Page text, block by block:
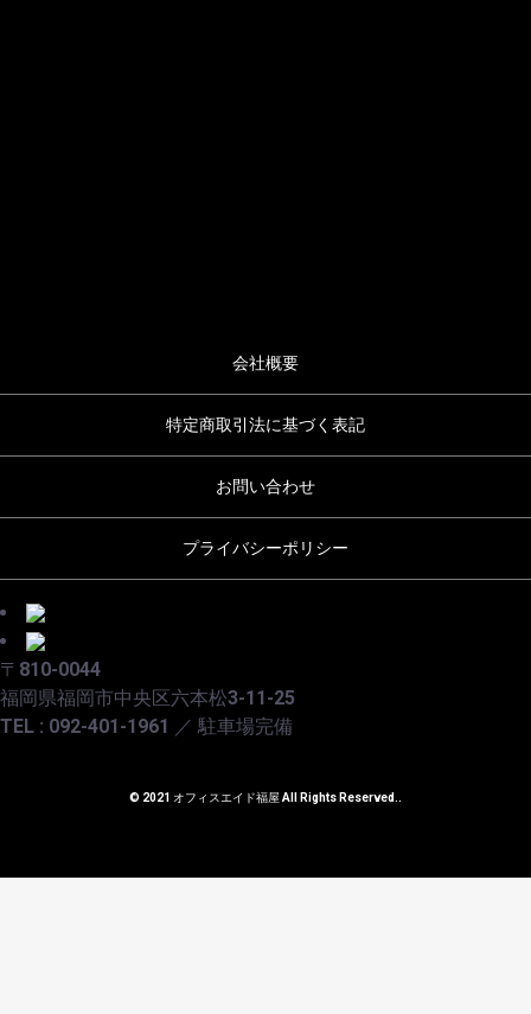
会社概要
特定商取引法に基づく表記
お問い合わせ
プライバシーポリシー
〒810-0044
福岡県福岡市中央区六本松3-11-25
TEL : 092-401-1961 ／ 駐車場完備
© 2021 オフィスエイド福屋 All Rights Reserved..